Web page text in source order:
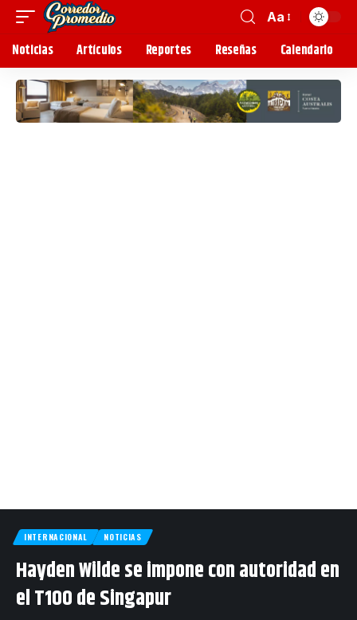
Aa
Noticias Artículos Reportes Reseñas Calendario
INTERNACIONAL NOTICIAS
Hayden Wilde se impone con autoridad en
el T100 de Singapur